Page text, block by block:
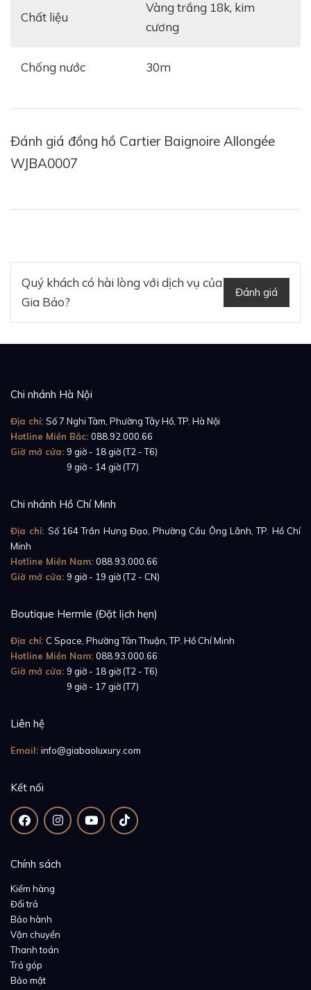
Chất liệu
Vàng trắng 18k, kim
cương
Chống nước 30m
Đánh giá đồng hồ Cartier Baignoire Allongée
WJBA0007
Quý khách có hài lòng với dịch vụ của
Gia Bảo?
Đánh giá
Chi nhánh Hà Nội
Địa chỉ: Số 7 Nghi Tàm, Phường Tây Hồ, TP. Hà Nội
Hotline Miền Bắc: 088.92.000.66
Giờ mở cửa: 9 giờ - 18 giờ (T2 - T6)
9 giờ - 14 giờ (T7)
Chi nhánh Hồ Chí Minh
Địa chỉ: Số 164 Trần Hưng Đạo, Phường Cầu Ông Lãnh, TP. Hồ Chí
Minh
Hotline Miền Nam: 088.93.000.66
Giờ mở cửa: 9 giờ - 19 giờ (T2 - CN)
Boutique Hermle (Đặt lịch hẹn)
Địa chỉ: C Space, Phường Tân Thuận, TP. Hồ Chí Minh
Hotline Miền Nam: 088.93.000.66
Giờ mở cửa: 9 giờ - 18 giờ (T2 - T6)
9 giờ - 17 giờ (T7)
Liên hệ
Email: info@giabaoluxury.com
Kết nối
Chính sách
Kiểm hàng
Đổi trả
Bảo hành
Vận chuyển
Thanh toán
Trả góp
Bảo mật